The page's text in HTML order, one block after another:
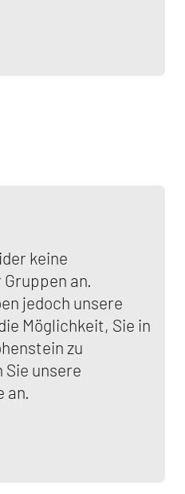
keine
an.
jedoch unsere
Möglichkeit, Sie in
zu
Sie unsere